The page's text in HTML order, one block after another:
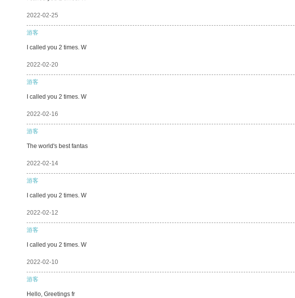
2022-02-25
游客
I called you 2 times. W
2022-02-20
游客
I called you 2 times. W
2022-02-16
游客
The world's best fantas
2022-02-14
游客
I called you 2 times. W
2022-02-12
游客
I called you 2 times. W
2022-02-10
游客
Hello, Greetings fr